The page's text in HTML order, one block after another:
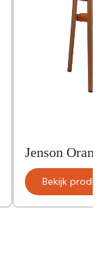
Jenson Orange
Bekijk product